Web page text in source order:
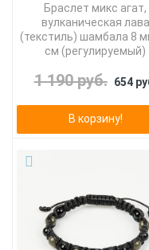
Браслет микс агат,
вулканическая лава
(текстиль) шамбала 8
см (регулируемый)
1 190 руб. 654
В корзину!